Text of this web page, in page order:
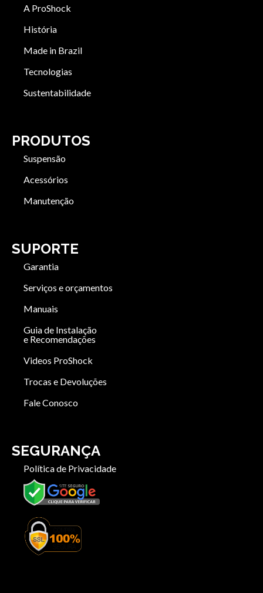
A ProShock
História
Made in Brazil
Tecnologias
Sustentabilidade
PRODUTOS
Suspensão
Acessórios
Manutenção
SUPORTE
Garantia
Serviços e orçamentos
Manuais
Guia de Instalação
e Recomendações
Videos ProShock
Trocas e Devoluções
Fale Conosco
SEGURANÇA
Política de Privacidade